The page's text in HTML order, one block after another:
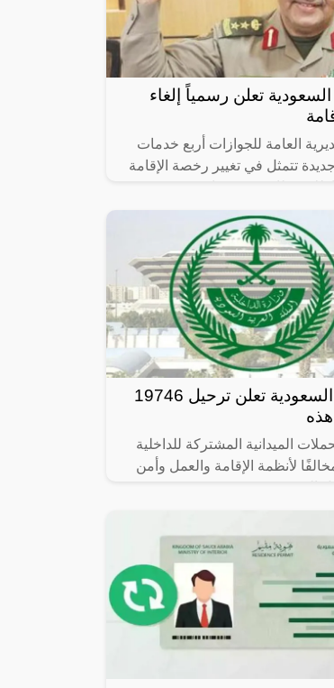
تعلن رسمياً إلغاء
العامة للجوازات أربع خدمات
جديدة تتمثل في تغيير رخصة الإقامة
جديدة ومريحة لصاحب
الداخلية السعودية تعلن ترحيل 19746
هذه
الميدانية المشتركة للداخلية
مخالفًا لأنظمة الإقامة والعمل وأمن